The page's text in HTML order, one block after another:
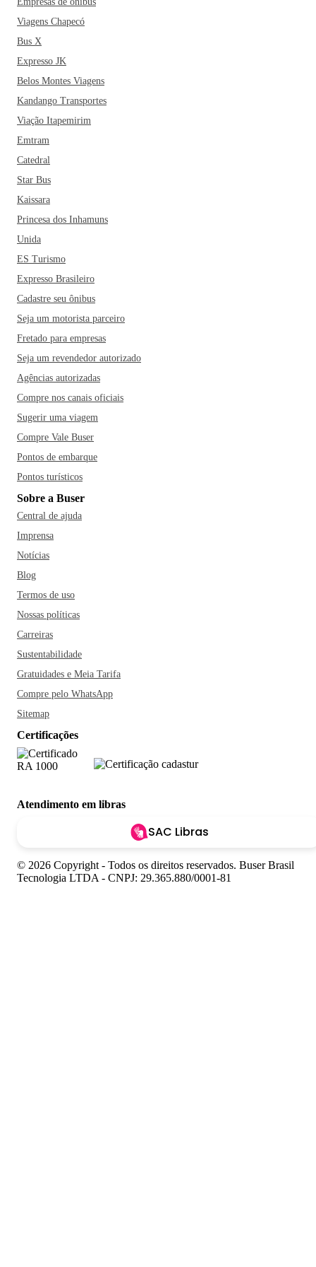
Viagens Chapecó
Bus X
Expresso JK
Belos Montes Viagens
Kandango Transportes
Viação Itapemirim
Emtram
Catedral
Star Bus
Kaissara
Princesa dos Inhamuns
Unida
ES Turismo
Expresso Brasileiro
Cadastre seu ônibus
Seja um motorista parceiro
Fretado para empresas
Seja um revendedor autorizado
Agências autorizadas
Compre nos canais oficiais
Sugerir uma viagem
Compre Vale Buser
Pontos de embarque
Pontos turísticos
Sobre a Buser
Central de ajuda
Imprensa
Notícias
Blog
Termos de uso
Nossas políticas
Carreiras
Sustentabilidade
Gratuidades e Meia Tarifa
Compre pelo WhatsApp
Sitemap
Certificações
Atendimento em libras
SAC Libras
© 2026 Copyright - Todos os direitos reservados. Buser Brasil
Tecnologia LTDA - CNPJ: 29.365.880/0001-81